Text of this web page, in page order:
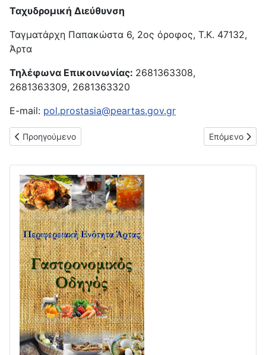
Ταχυδρομική Διεύθυνση
Ταγματάρχη Παπακώστα 6, 2ος όροφος, Τ.Κ. 47132,
Άρτα
Τηλέφωνα Επικοινωνίας: 2681363308,
2681363309, 2681363320
E-mail: pol.prostasia@peartas.gov.gr
Προηγούμενο άρθρο: Τμήμα Περιβάλλοντος και
Προηγούμενο Επόμενο
Επόμενο